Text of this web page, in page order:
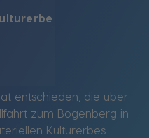
entschieden, die über
zum Bogenberg in
Kulturerbes